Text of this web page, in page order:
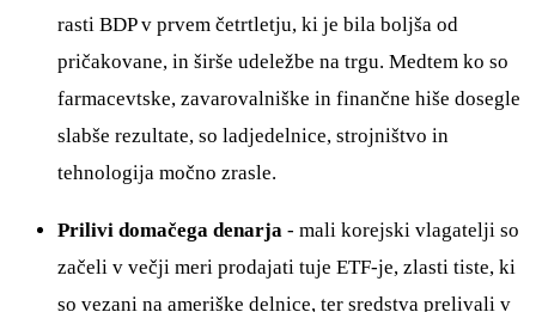
rasti BDP v prvem četrtletju, ki je bila boljša od
pričakovane, in širše udeležbe na trgu. Medtem ko so
farmacevtske, zavarovalniške in finančne hiše dosegle
slabše rezultate, so ladjedelnice, strojništvo in
tehnologija močno zrasle.
Prilivi domačega denarja - mali korejski vlagatelji so
začeli v večji meri prodajati tuje ETF-je, zlasti tiste, ki
so vezani na ameriške delnice, ter sredstva prelivali v